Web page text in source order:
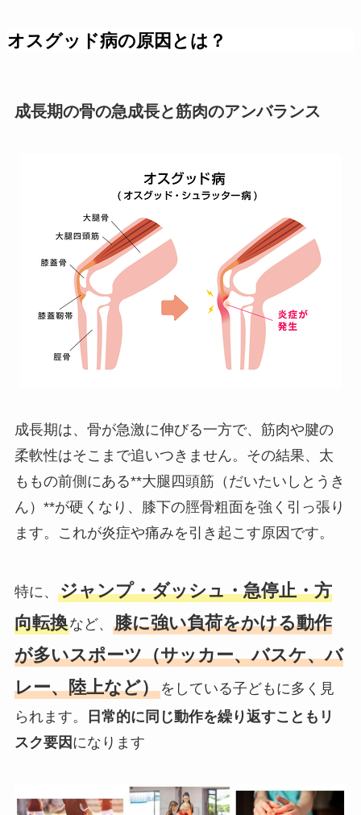
オスグッド病の原因とは？
成長期の骨の急成長と筋肉のアンバランス
成長期は、骨が急激に伸びる一方で、筋肉や腱の
柔軟性はそこまで追いつきません。その結果、太
ももの前側にある**大腿四頭筋（だいたいしとうき
ん）**が硬くなり、膝下の脛骨粗面を強く引っ張り
ます。これが炎症や痛みを引き起こす原因です。
特に、 ジャンプ・ダッシュ・急停止・方
向転換など、 膝に強い負荷をかける動作
が多いスポーツ（サッカー、バスケ、バ
レー、陸上など）をしている子どもに多く見
られます。
日常的に同じ動作を繰り返すこともリ
スク要因 になります